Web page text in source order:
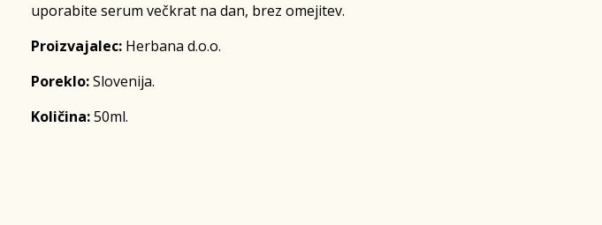
uporabite serum večkrat na dan, brez omejitev.
Proizvajalec: Herbana d.o.o.
Poreklo:Slovenija.
Količina:50ml.